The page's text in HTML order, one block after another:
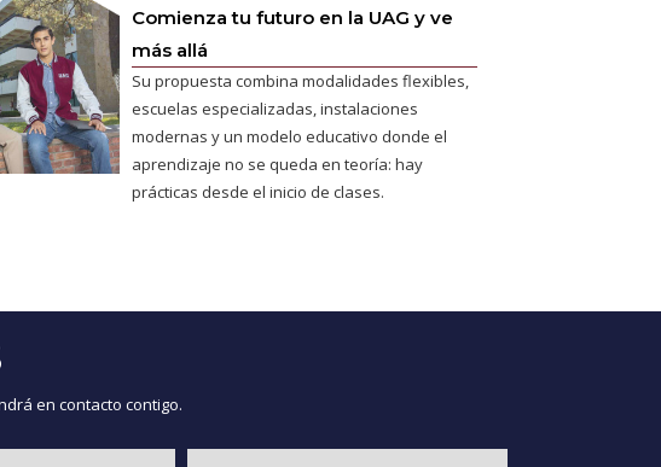
Comienza tu futuro en la UAG y ve
más allá
Su propuesta combina modalidades flexibles,
escuelas especializadas, instalaciones
modernas y un modelo educativo donde el
aprendizaje no se queda en teoría: hay
prácticas desde el inicio de clases.
en contacto contigo.